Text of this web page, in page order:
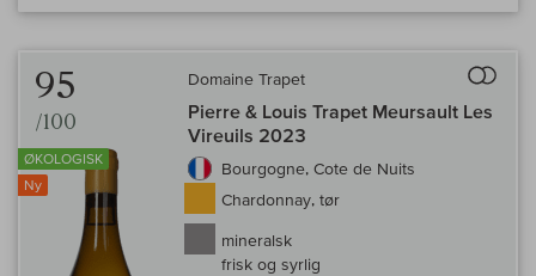
95
/100
ØKOLOGISK
Ny
Domaine Trapet
Pierre & Louis Trapet Meursault Les
Vireuils 2023
Bourgogne, Cote de Nuits
Chardonnay, tør
mineralsk
frisk og syrlig